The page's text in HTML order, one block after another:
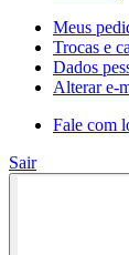
Meus
Trocas e
Dados
Alterar e-
Fale com
Sair